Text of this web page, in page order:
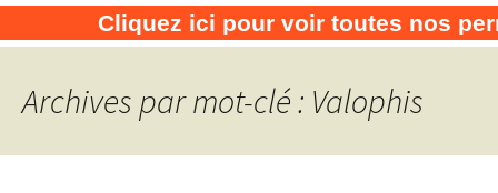
CLCV Val de Marne
Association de défense des consommateurs
et usagers
Cliquez ici pour voir toutes nos
Archives par mot-clé : Valophis